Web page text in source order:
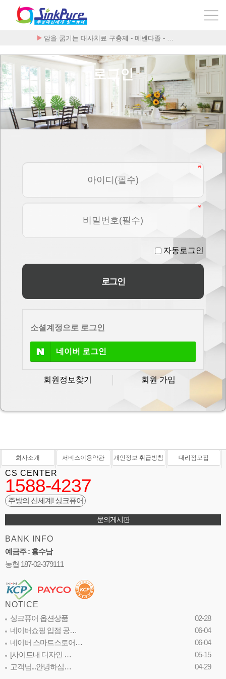
암을 굶기는 대사치료 구충제 - 메벤다졸 - …
로그인
자동로그인
소셜계정으로 로그인
네이버 로그인
회원정보찾기 회원 가입
회사소개 서비스이용약관 개인정보 취급방침 대리점모집
CS CENTER
1588-4237
주방의 신세계! 싱크퓨어
문의게시판
BANK INFO
예금주 : 홍수남
농협 187-02-379111
NOTICE
싱크퓨어 옵션상품
02-28
네이버쇼핑 입점 공…
06-04
네이버 스마트스토어…
06-04
[사이트내 디자인 …
05-15
고객님...안녕하십…
04-29